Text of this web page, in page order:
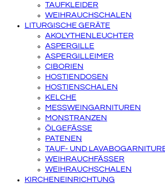
TAUFKLEIDER
WEIHRAUCHSCHALEN
LITURGISCHE GERÄTE
AKOLYTHENLEUCHTER
ASPERGILLE
ASPERGILLEIMER
CIBORIEN
HOSTIENDOSEN
HOSTIENSCHALEN
KELCHE
MESSWEINGARNITUREN
MONSTRANZEN
ÖLGEFÄSSE
PATENEN
TAUF- UND
WEIHRAUCHFÄSSER
WEIHRAUCHSCHALEN
KIRCHENEINRICHTUNG